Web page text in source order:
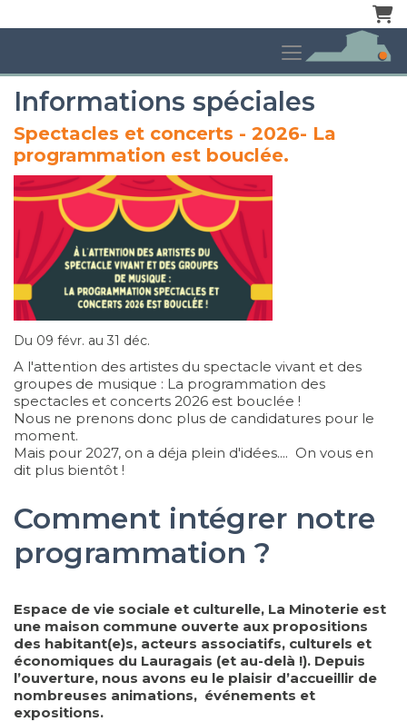
Informations spéciales
Spectacles et concerts - 2026- La
programmation est bouclée.
Du 09 févr. au 31 déc.
A l'attention des artistes du spectacle vivant et des
groupes de musique : La programmation des
spectacles et concerts 2026 est bouclée !
Nous ne prenons donc plus de candidatures pour le
moment.
Mais pour 2027, on a déja plein d'idées.... On vous en
dit plus bientôt !
Comment intégrer notre
programmation ?
Espace de vie sociale et culturelle, La Minoterie est
une maison commune ouverte aux propositions
des habitant(e)s, acteurs associatifs, culturels et
économiques du Lauragais (et au-delà !). Depuis
l’ouverture, nous avons eu le plaisir d’accueillir de
nombreuses animations, événements et
expositions.